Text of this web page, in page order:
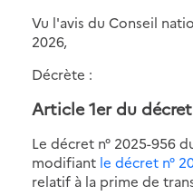
Vu l'avis du Conseil
2026,
Décrète :
Article 1er du
Le décret n° 2025-956
modifiant le décret n°
relatif à la prime de